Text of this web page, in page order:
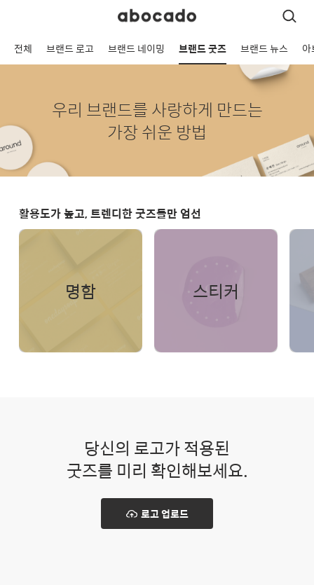
전체 브랜드 로고 브랜드 네이밍 브랜드 굿즈 브랜드 뉴스
우리 브랜드를 사랑하게 만드는
가장 쉬운 방법
활용도가 높고, 트렌디한 굿즈들만 엄선
명함 스티커
당신의 로고가 적용된
굿즈를 미리 확인해보세요.
로고 업로드